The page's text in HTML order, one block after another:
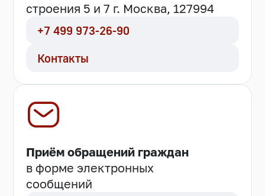
строения 5 и 7 г. Москва, 127994
+7 499 973-26-90
Контакты
Приём обращений граждан
в форме электронных
сообщений